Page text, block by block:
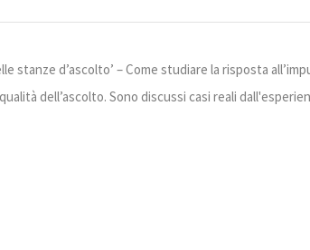
stanze d’ascolto’ – Come studiare la risposta
dell’ascolto. Sono discussi casi reali